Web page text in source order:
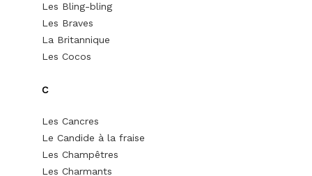
Les Bling-bling
Les Braves
La Britannique
Les Cocos
C
Les Cancres
Le Candide à la fraise
Les Champêtres
Les Charmants